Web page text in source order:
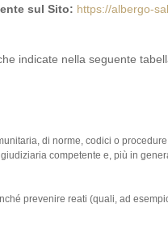
sul Sito: https://albergo-
indicate nella seguente
di norme, codici o
competente e, più in
prevenire reati (quali, ad